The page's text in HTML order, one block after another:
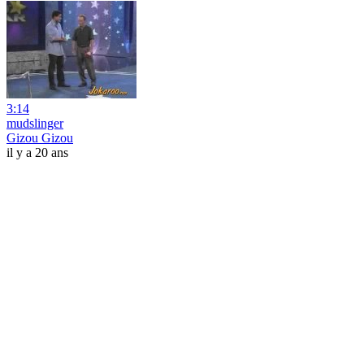
3:14
mudslinger
Gizou Gizou
il y a 20 ans